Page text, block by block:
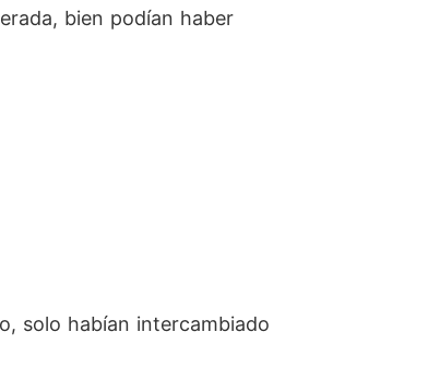
bien podían haber
solo habían intercambiado